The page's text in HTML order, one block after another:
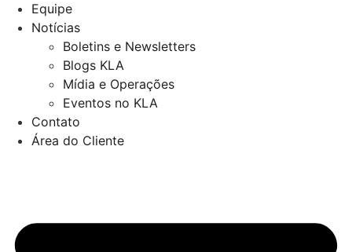
Equipe
Notícias
Boletins e Newsletters
Blogs KLA
Mídia e Operações
Eventos no KLA
Contato
Área do Cliente